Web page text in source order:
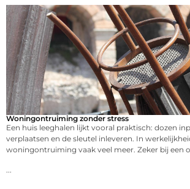
Woningontruiming zonder stress
Een huis leeghalen lijkt vooral praktisch: dozen
verplaatsen en de sleutel inleveren. In
woningontruiming vaak veel meer. Zeker bij een